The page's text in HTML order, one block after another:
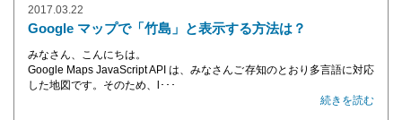
2017.03.22
Google マップで「竹島」と表示する方法は？
みなさん、こんにちは。
Google Maps JavaScript API は、みなさんご存知のとおり多言語に対応
した地図です。そのため、l･･･
続きを読む